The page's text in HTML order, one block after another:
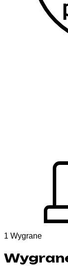
1 Wygrane